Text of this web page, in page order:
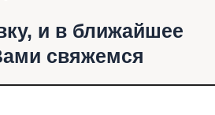
и в ближайшее
свяжемся